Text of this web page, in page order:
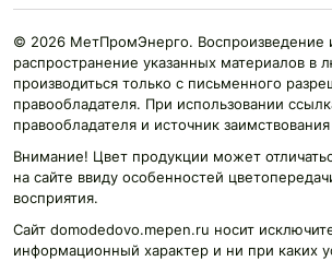
© 2026 МетПромЭнерго. Воспроизведение
распространение указанных материалов
производиться только с письменного
правообладателя. При использовании
правообладателя и источник
Внимание! Цвет продукции может
на сайте ввиду особенностей
восприятия.
Сайт domodedovo.mepen.ru носит
информационный характер и ни при каких